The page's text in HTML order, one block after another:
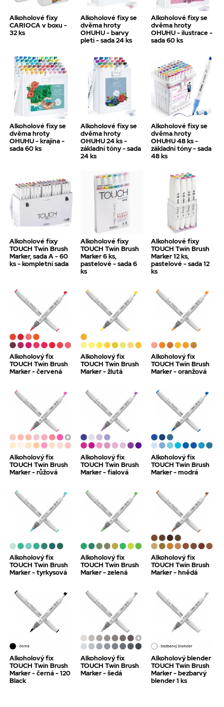
Alkoholové fixy
CARIOCA v boxu -
32 ks
Alkoholové fixy se
dvěma hroty
OHUHU - barvy
pleti - sada 24 ks
Alkoholové fixy se
dvěma hroty
OHUHU - ilustrace -
sada 60 ks
Alkoholové fixy se
dvěma hroty
OHUHU - krajina -
sada 60 ks
Alkoholové fixy se
dvěma hroty
OHUHU 24 ks -
základní tóny - sada
24 ks
Alkoholové fixy se
dvěma hroty
OHUHU 48 ks -
základní tóny - sada
48 ks
Alkoholové fixy
TOUCH Twin Brush
Marker, sada A - 60
ks - kompletní sada
Alkoholové fixy
TOUCH Twin Brush
Marker 6 ks,
pastelové - sada 6
ks
Alkoholové fixy
TOUCH Twin Brush
Marker 12 ks,
pastelové - sada 12
ks
Alkoholový fix
TOUCH Twin Brush
Marker - červená
Alkoholový fix
TOUCH Twin Brush
Marker - žlutá
Alkoholový fix
TOUCH Twin Brush
Marker - oranžová
Alkoholový fix
TOUCH Twin Brush
Marker - růžová
Alkoholový fix
TOUCH Twin Brush
Marker - fialová
Alkoholový fix
TOUCH Twin Brush
Marker - modrá
Alkoholový fix
TOUCH Twin Brush
Marker - tyrkysová
Alkoholový fix
TOUCH Twin Brush
Marker - zelená
Alkoholový fix
TOUCH Twin Brush
Marker - hnědá
Alkoholový fix
TOUCH Twin Brush
Marker - černá - 120
Black
Alkoholový fix
TOUCH Twin Brush
Marker - šedá
Alkoholový blender
TOUCH Twin Brush
Marker - bezbarvý
blender 1 ks